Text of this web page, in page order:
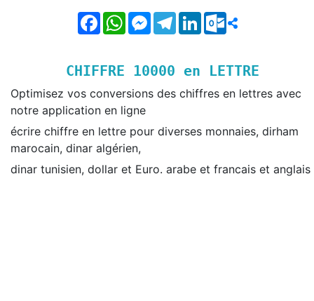
FacebookWhatsAppMessenger
Telegram
LinkedInOutlook.com
CHIFFRE 10000 en LETTRE
Optimisez vos conversions des chiffres en lettres avec
notre application en ligne
écrire chiffre en lettre pour diverses monnaies, dirham
marocain, dinar algérien,
dinar tunisien, dollar et Euro. arabe et francais et anglais